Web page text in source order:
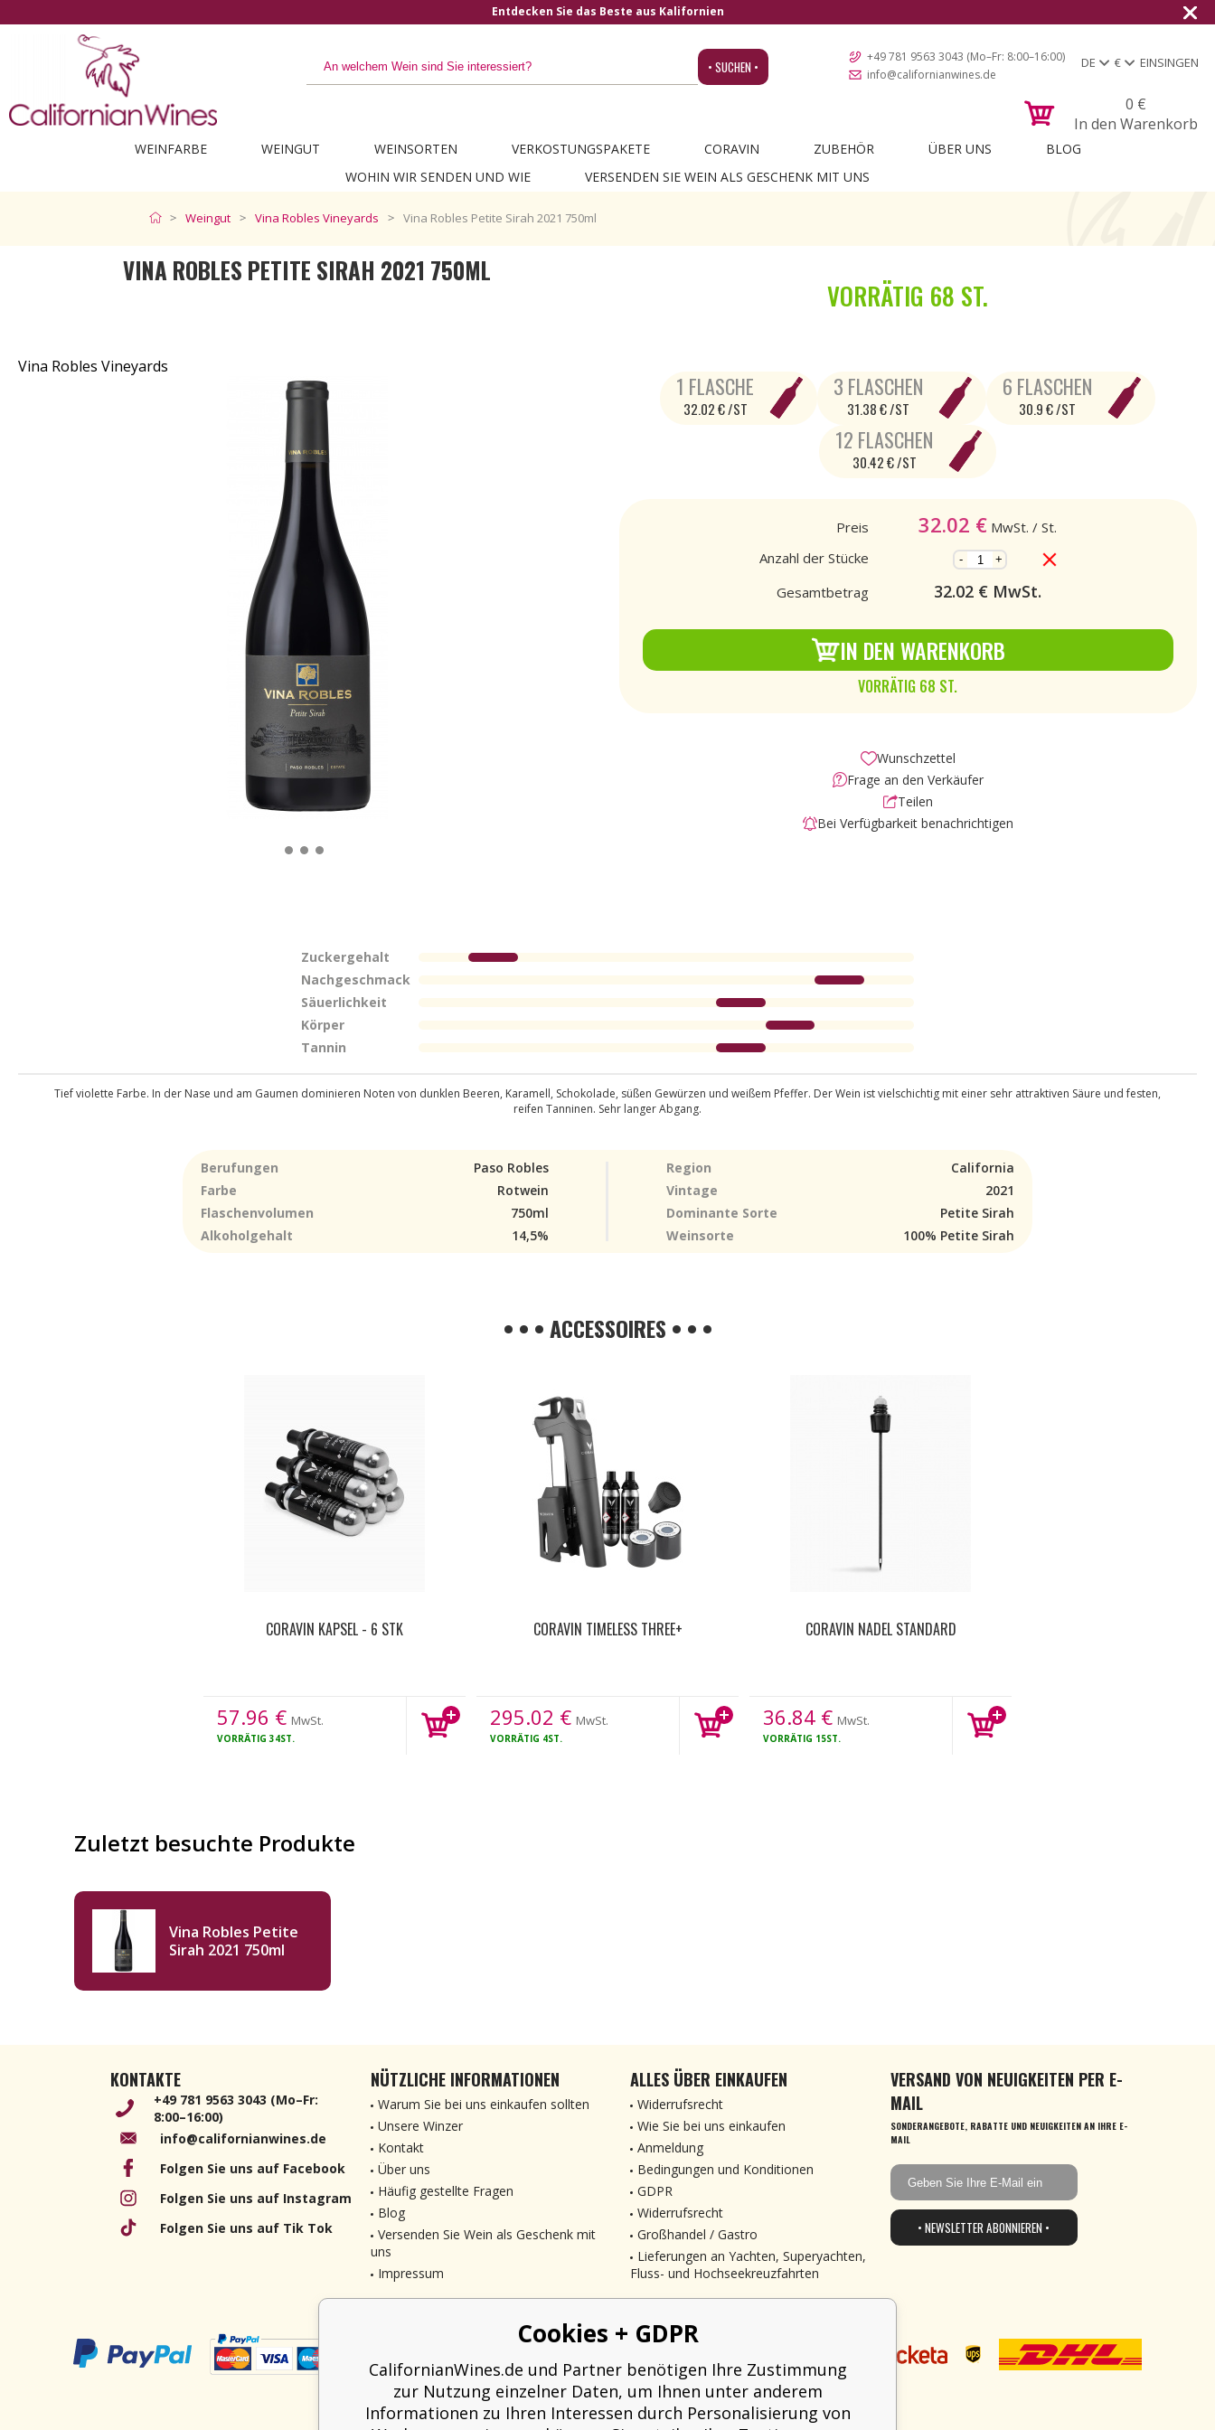
Entdecken Sie das Beste aus Kalifornien
• SUCHEN •
+49 781 9563 3043 (Mo–Fr: 8:00–16:00)
info@californianwines.de
DE € EINSINGEN
0 €
In den Warenkorb
WEINFARBE WEINGUT WEINSORTEN VERKOSTUNGSPAKETE CORAVIN ZUBEHÖR ÜBER UNS
BLOG
WOHIN WIR SENDEN UND WIE
VERSENDEN SIE WEIN ALS GESCHENK MIT UNS
Weingut Vina Robles Vineyards Vina Robles Petite Sirah 2021 750ml
VINA ROBLES PETITE SIRAH 2021 750ML
Vina Robles Vineyards
VORRÄTIG 68 ST.
1 FLASCHE
32.02 € /ST
3 FLASCHEN
31.38 € /ST
6 FLASCHEN
30.9 € /ST
12 FLASCHEN
30.42 € /ST
Preis 32.02 € MwSt. / St.
Anzahl der Stücke
- +
Gesamtbetrag 32.02€ MwSt.
IN DEN WARENKORB
VORRÄTIG 68 ST.
Wunschzettel
Frage an den Verkäufer
Teilen
Bei Verfügbarkeit benachrichtigen
Zuckergehalt
Nachgeschmack
Säuerlichkeit
Körper
Tannin
Tief violette Farbe. In der Nase und am Gaumen dominieren Noten von dunklen Beeren, Karamell, Schokolade, süßen Gewürzen und weißem Pfeffer. Der Wein ist vielschichtig mit einer sehr attraktiven Säure und festen,
reifen Tanninen. Sehr langer Abgang.
Berufungen Paso Robles Region
California
Farbe
Rotwein Vintage
2021
Flaschenvolumen
750ml Dominante Sorte
Petite Sirah
Alkoholgehalt
14,5% Weinsorte 100% Petite Sirah
• • • ACCESSOIRES • • •
CORAVIN KAPSEL - 6 STK
57.96 € MwSt.
VORRÄTIG 34ST.
CORAVIN TIMELESS THREE+
295.02 € MwSt.
VORRÄTIG 4ST.
CORAVIN NADEL STANDARD
36.84 € MwSt.
VORRÄTIG 15ST.
Zuletzt besuchte Produkte
Vina Robles Petite
Sirah 2021 750ml
KONTAKTE
+49 781 9563 3043 (Mo–Fr:
8:00–16:00)
info@californianwines.de
Folgen Sie uns auf Facebook
Folgen Sie uns auf Instagram
Folgen Sie uns auf Tik Tok
NÜTZLICHE INFORMATIONEN
Warum Sie bei uns einkaufen sollten
Unsere Winzer
Kontakt
Über uns
Häufig gestellte Fragen
Blog
Versenden Sie Wein als Geschenk mit
uns
Impressum
ALLES ÜBER EINKAUFEN
Widerrufsrecht
Wie Sie bei uns einkaufen
Anmeldung
Bedingungen und Konditionen
GDPR
Widerrufsrecht
Großhandel / Gastro
Lieferungen an Yachten, Superyachten,
Fluss- und Hochseekreuzfahrten
VERSAND VON NEUIGKEITEN PER E-
MAIL
SONDERANGEBOTE, RABATTE UND NEUIGKEITEN AN IHRE E-
MAIL
• NEWSLETTER ABONNIEREN •
Cookies + GDPR
CalifornianWines.de und Partner benötigen Ihre Zustimmung
zur Nutzung einzelner Daten, um Ihnen unter anderem
Informationen zu Ihren Interessen durch Personalisierung von